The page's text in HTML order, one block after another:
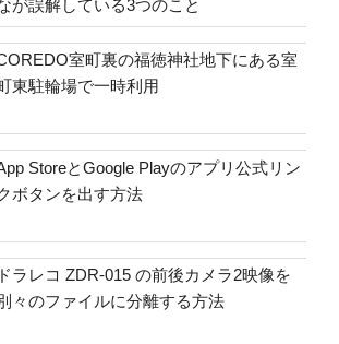
が誤解している3つのこと
室町裏の福徳神社地下にある室
東駐輪場で一時利用
StoreとGoogle Playのアプリ公式リン
ボタンを出す方法
ドラレコ ZDR-015 の前後カメラ2映像を
々のファイルに分離する方法